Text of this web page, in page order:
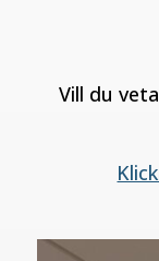
Vill du